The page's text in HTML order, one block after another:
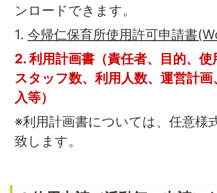
ンロードできます。
1. 今帰仁保育所使用許可申請書
2. 利用計画書（責任者、目的、
スタッフ数、利用人数、運営計
入等）
※利用計画書については、任意様
致します。